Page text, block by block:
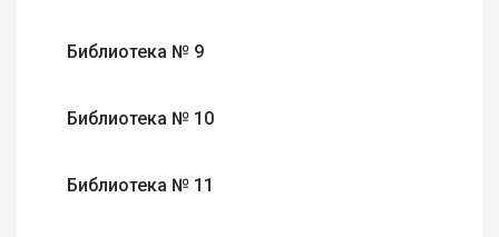
Библиотека № 9
Библиотека № 10
Библиотека № 11